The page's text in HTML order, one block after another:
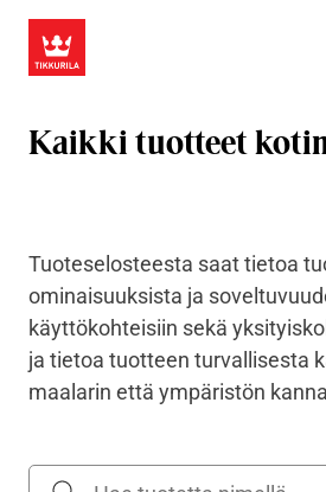
Kaikki tuotteet
Tuoteselosteesta saat tietoa
ominaisuuksista ja
käyttökohteisiin sekä
ja tietoa tuotteen turvallisesta
maalarin että ympäristön